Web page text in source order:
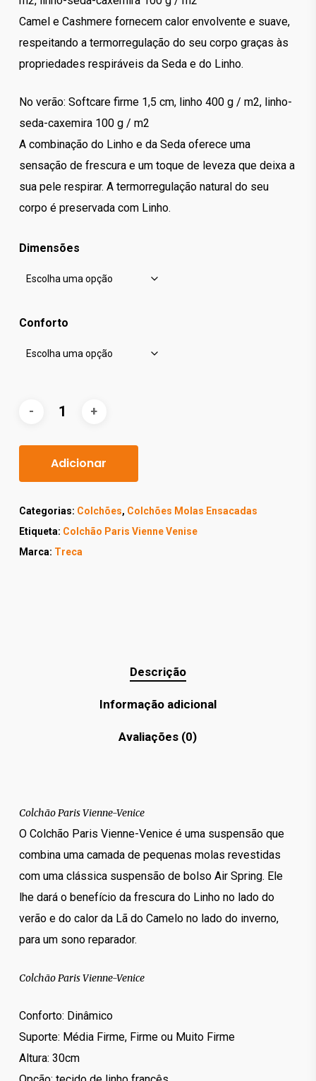
Camel e Cashmere fornecem calor envolvente e suave,
respeitando a termorregulação do seu corpo graças às
propriedades respiráveis ​​da Seda e do Linho.
No verão: Softcare firme 1,5 cm, linho 400 g / m2, linho-
seda-caxemira 100 g / m2
A combinação do Linho e da Seda oferece uma
sensação de frescura e um toque de leveza que deixa a
sua pele respirar. A termorregulação natural do seu
corpo é preservada com Linho.
Dimensões
Conforto
Adicionar
Categorias: Colchões, Colchões Molas Ensacadas
Etiqueta: Colchão Paris Vienne Venise
Marca: Treca
Descrição
Informação adicional
Avaliações (0)
Colchão Paris Vienne-Venice
O Colchão Paris Vienne-Venice é uma suspensão que
combina uma camada de pequenas molas revestidas
com uma clássica suspensão de bolso Air Spring. Ele
lhe dará o benefício da frescura do Linho no lado do
verão e do calor da Lã do Camelo no lado do inverno,
para um sono reparador.
Colchão Paris Vienne-Venice
Conforto: Dinâmico
Suporte: Média Firme, Firme ou Muito Firme
Altura: 30cm